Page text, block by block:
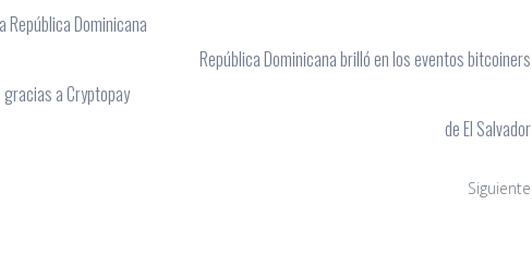
República Dominicana
a Cryptopay
República Dominicana brilló en los eventos bitcoiners
de El Salvador
Siguiente